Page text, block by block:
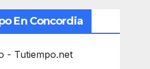
En Concordia
- Tutiempo.net